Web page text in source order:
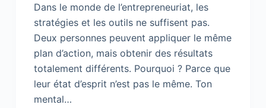
Dans le monde de l’entrepreneuriat, les
stratégies et les outils ne suffisent pas.
Deux personnes peuvent appliquer le même
plan d’action, mais obtenir des résultats
totalement différents. Pourquoi ? Parce que
leur état d’esprit n’est pas le même. Ton
mental…